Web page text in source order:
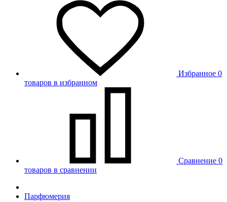
Избранное 0
товаров в избранном
Сравнение 0
товаров в сравнении
Парфюмерия